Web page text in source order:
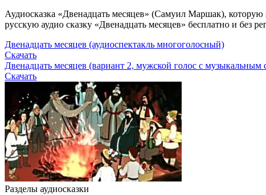
Аудиосказка «Двенадцать месяцев» (Самуил Маршак), которую
русскую аудио сказку «Двенадцать месяцев» бесплатно и без
Двенадцать месяцев (аудиоспектакль многоголосный)
Скачать
Двенадцать месяцев (вариант 2, мужской голос с
Скачать
Разделы аудиосказки